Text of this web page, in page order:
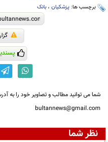
برچسب ها: پزشکیان ، بانک
شما می توانید مطالب و تصاویر خود را به
bultannews@gmail.com
نظر شما